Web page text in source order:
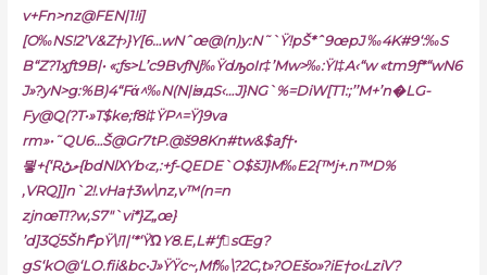
v+Fn>nz@FEN|1!i]
[O‰NS!2’V&Z†›}Y[6…wNˆœ@(n)y:N˜`Ÿ!pŠ*ˆ9œpJ ‰4K#9‘:‰S
B“Z?1ӽƒt9B|• «;ƒs>L’c9BvƒNj‰ŸdԡoIr‡’Mw>‰:ŸI‡A‹“w «tm9ƒ*“wN6
J»?yN>g:%B)4“Fά^‰N(N|iϧдS‹…J}NG`%=DiW[T1:;’’M+’n�LG-
Fy@Q(?T•»T$ke;f8i‡ŸP^=Ÿ}9va
rm»•˜QU6…Š@Gr7tP.@š98Kn#tw&$aƒ†•
믷+{‘Rލڻ{bdNlXYb‹z‚:+ƒ-QEDE`O$šJ}M‰E2{™j+.n™D%
‚VRQ]]n`2!.vHa†3w\nz‚v™(n=n
zjnœT!?w‚S7″`vi*}Z„œ}
’d]3Q֡5ŠhާFpŸ\!1|‘*‘ŸΏY8.E‚L#‘ƒsŒg?
gS‘kO@‘LO.fii&bc•J»ŸŸc~,Mf‰\?2C‚t»?OEšo»?iE†o‹LziV?